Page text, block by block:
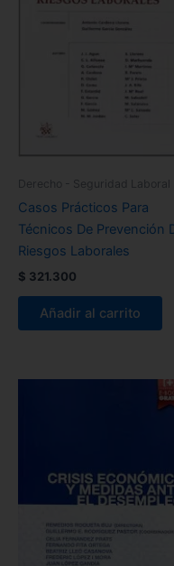
Derecho - Seguridad Laboral
Casos Prácticos Para
Técnicos De Prevención
Riesgos Laborales
$ 321.300
Añadir al carrito